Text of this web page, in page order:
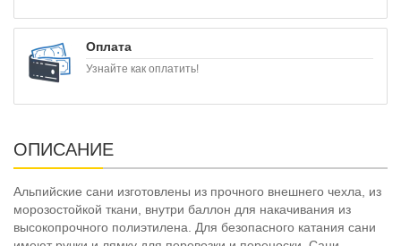
Оплата
Узнайте как оплатить!
ОПИСАНИЕ
Альпийские сани изготовлены из прочного внешнего чехла, из
морозостойкой ткани, внутри баллон для накачивания из
высокопрочного полиэтилена. Для безопасного катания сани